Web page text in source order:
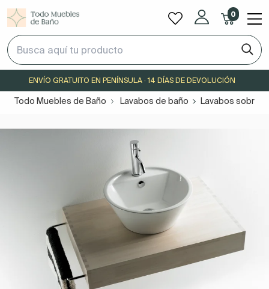
0
ENVÍO GRATUITO EN PENÍNSULA · 14 DÍAS DE DEVOLUCIÓN
Todo Muebles de Baño Lavabos de baño Lavabos sobre